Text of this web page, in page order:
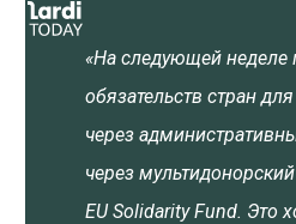
«На следующей
обязательств стран
через
через
EU Solidarity Fund. Это